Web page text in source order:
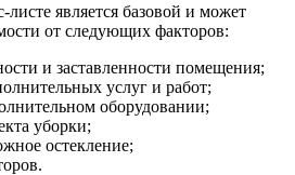
является базовой и может
от следующих факторов:
и заставленности помещения;
услуг и работ;
оборудовании;
уборки;
остекление;